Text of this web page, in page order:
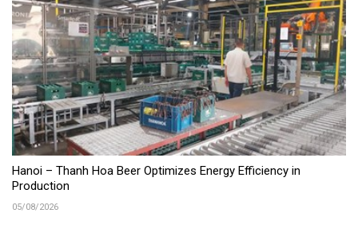
Hanoi – Thanh Hoa Beer Optimizes Energy Efficiency in
Production
05/08/2026